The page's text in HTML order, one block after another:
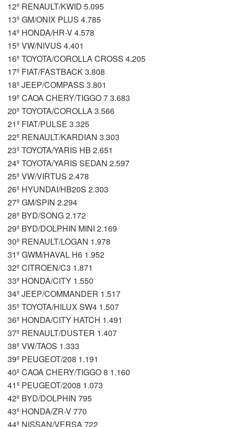
12º RENAULT/KWID 5.095
13º GM/ONIX PLUS 4.785
14º HONDA/HR-V 4.578
15º VW/NIVUS 4.401
16º TOYOTA/COROLLA CROSS 4.205
17º FIAT/FASTBACK 3.808
18º JEEP/COMPASS 3.801
19º CAOA CHERY/TIGGO 7 3.683
20º TOYOTA/COROLLA 3.566
21º FIAT/PULSE 3.325
22º RENAULT/KARDIAN 3.303
23º TOYOTA/YARIS HB 2.651
24º TOYOTA/YARIS SEDAN 2.597
25º VW/VIRTUS 2.478
26º HYUNDAI/HB20S 2.303
27º GM/SPIN 2.294
28º BYD/SONG 2.172
29º BYD/DOLPHIN MINI 2.169
30º RENAULT/LOGAN 1.978
31º GWM/HAVAL H6 1.952
32º CITROEN/C3 1.871
33º HONDA/CITY 1.550
34º JEEP/COMMANDER 1.517
35º TOYOTA/HILUX SW4 1.507
36º HONDA/CITY HATCH 1.491
37º RENAULT/DUSTER 1.407
38º VW/TAOS 1.333
39º PEUGEOT/208 1.191
40º CAOA CHERY/TIGGO 8 1.160
41º PEUGEOT/2008 1.073
42º BYD/DOLPHIN 795
43º HONDA/ZR-V 770
44º NISSAN/VERSA 722